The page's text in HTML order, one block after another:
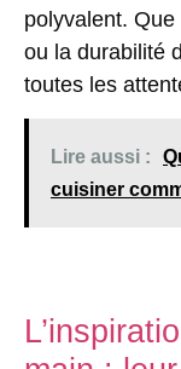
polyvalent. Que
ou la durabilité
toutes les
Lire aussi :
cuisiner